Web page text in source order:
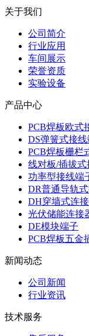
关于我们
公司简介
行业应用
车间展示
荣誉资质
实验设备
产品中心
PCB焊板欧式
DS弹簧式接线
PCB焊板栅栏
线对板/插拔式
功率型接线端
DR普通导轨
DH穿墙式连
光伏储能连接
DE模块端子
PCB焊板五金
新闻动态
公司新闻
行业资讯
技术服务